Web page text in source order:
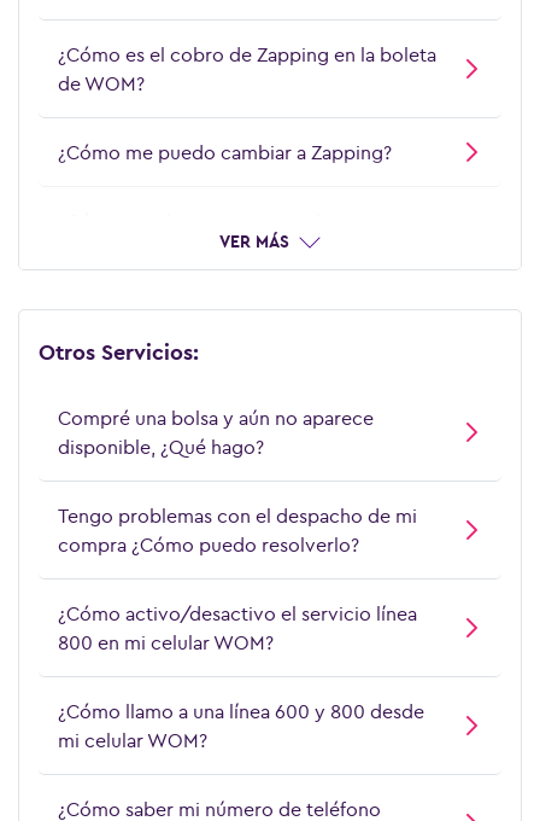
¿Cómo es el cobro de Zapping en la boleta
de WOM?
¿Cómo me puedo cambiar a Zapping?
Zapping?
¿Cuántos dispositivos puedo conectar a
Zapping?
¿Dónde reviso la guía de programación de
los canales de Zapping?
¿En qué dispositivos puedo ver televisión
con Zapping?
¿Necesito Internet para ver Zapping?
¿Qué canales tiene Zapping?
VER MÁS
Otros Servicios:
Compré una bolsa y aún no aparece
disponible, ¿Qué hago?
Tengo problemas con el despacho de mi
compra ¿Cómo puedo resolverlo?
¿Cómo activo/desactivo el servicio línea
800 en mi celular WOM?
¿Cómo llamo a una línea 600 y 800 desde
mi celular WOM?
¿Cómo saber mi número de teléfono